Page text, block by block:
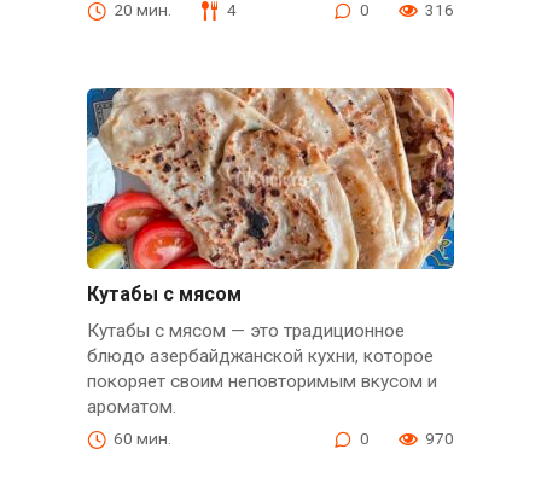
20 мин. 4 0 316
Кутабы с мясом
Кутабы с мясом — это традиционное
блюдо азербайджанской кухни, которое
покоряет своим неповторимым вкусом и
ароматом.
60 мин. 0 970